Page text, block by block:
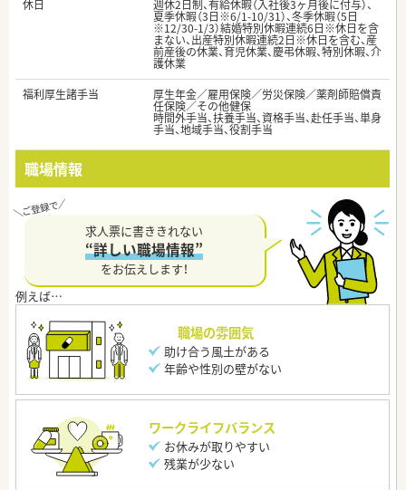
休日
週休2日制、有給休暇（入社後3ヶ月後に付与）、
夏季休暇（3日※6/1-10/31）、冬季休暇（5日
※12/30-1/3）結婚特別休暇連続6日※休日を含
まない、出産特別休暇連続2日※休日を含む、産
前産後の休業、育児休業、慶弔休暇、特別休暇、介
護休業
福利厚生諸手当
厚生年金／雇用保険／労災保険／薬剤師賠償責
任保険／その他健保
時間外手当、扶養手当、資格手当、赴任手当、単身
手当、地域手当、役割手当
職場情報
求人票に書ききれない
“詳しい職場情報”
をお伝えします！
職場の雰囲気
助け合う風土がある
年齢や性別の壁がない
ワークライフバランス
お休みが取りやすい
残業が少ない